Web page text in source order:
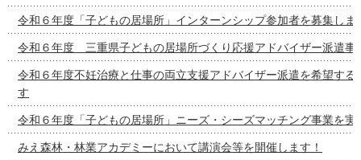
令和６年度「子どもの居場所」インターンシップ参加者を募集しま
令和６年度 三重県子どもの居場所づくり応援アドバイザー派遣事
令和６年度不妊治療と仕事の両立支援アドバイザー派遣を希望する
す
令和６年度「子どもの居場所」ニーズ・シーズマッチング事業を実
みえ森林・林業アカデミーにおいて講演会等を開催します！